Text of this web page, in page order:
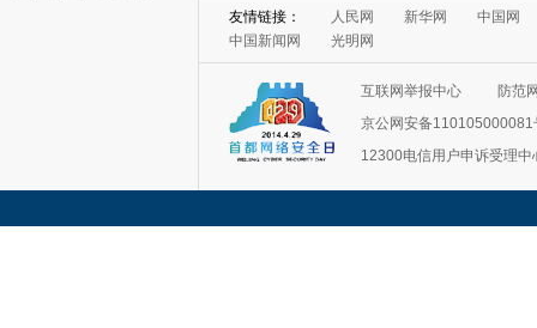
友情链接： 人民网 新华网
中国网
中国新闻网
光明网
互联网举报中心
防范
京公网安备110105000081
12300电信用户申诉受理中